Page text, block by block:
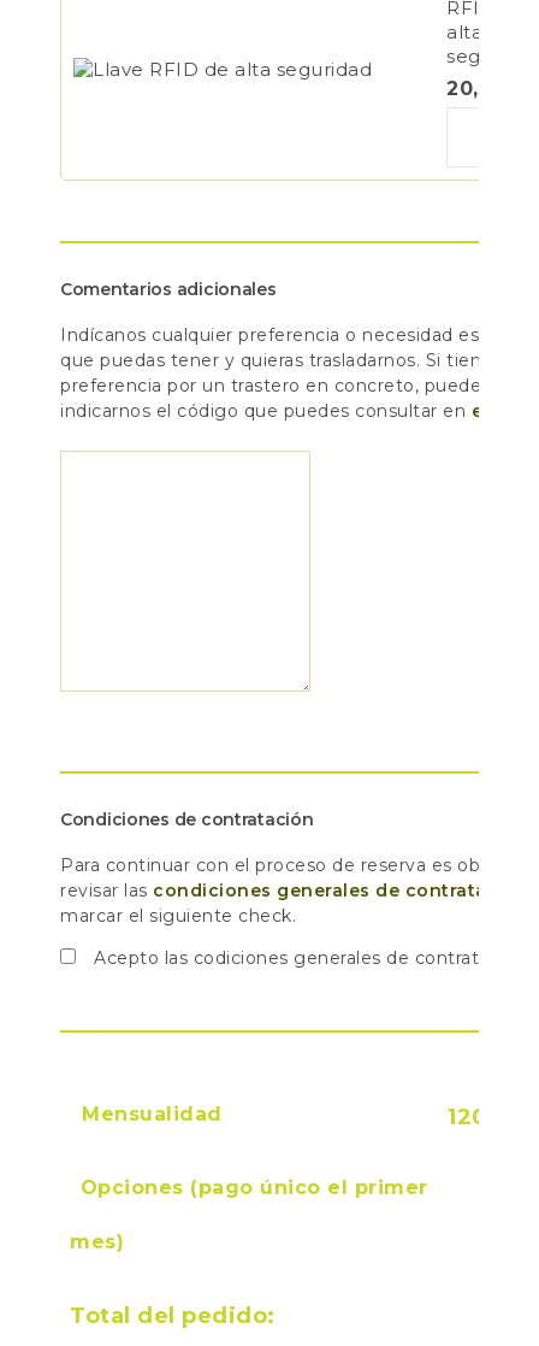
RFID de
alta
20,00
coche
Comentarios adicionales
Indícanos cualquier preferencia o necesidad especial
que puedas tener y quieras trasladarnos. Si tienes
preferencia por un trastero en concreto, puedes
indicarnos el código que puedes consultar en el
Condiciones de contratación
Para continuar con el proceso de reserva es
revisar las condiciones generales de contratación
marcar el siguiente check.
Acepto las codiciones generales de contratación
120,00
Total del pedido: